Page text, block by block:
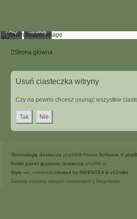
FAQ Szukaj
Strona główna
Usuń ciasteczka witryny
Czy na pewno chcesz usunąć wszystkie
Technologię dostarcza phpBB® Forum Software ©
Polski pakiet językowy dostarcza phpBB.pl
Style we_universal created by INVENTEA & v12mike
Zasady ochrony danych osobowych | Regulamin